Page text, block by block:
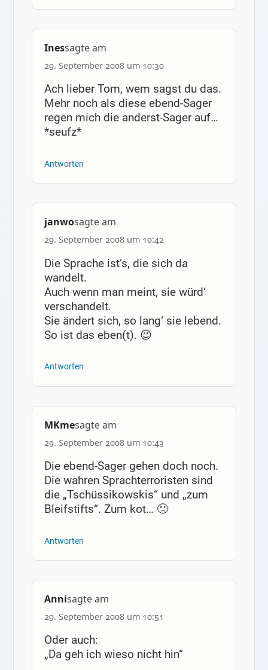
Inessagte am
29. September 2008 um 10:30
Ach lieber Tom, wem sagst du das.
Mehr noch als diese ebend-Sager
regen mich die anderst-Sager auf…
*seufz*
Antworten
janwosagte am
29. September 2008 um 10:42
Die Sprache ist’s, die sich da
wandelt.
Auch wenn man meint, sie würd‘
verschandelt.
Sie ändert sich, so lang‘ sie lebend.
So ist das eben(t). 😉
Antworten
MKmesagte am
29. September 2008 um 10:43
Die ebend-Sager gehen doch noch.
Die wahren Sprachterroristen sind
die „Tschüssikowskis“ und „zum
Bleifstifts“. Zum kot… 🙁
Antworten
Annisagte am
29. September 2008 um 10:51
Oder auch:
„Da geh ich wieso nicht hin“